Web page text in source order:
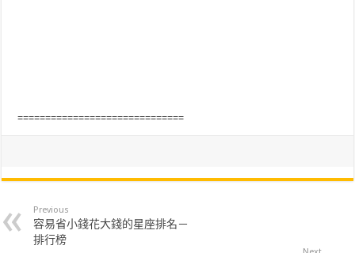
==============================
Previous
容易省小錢花大錢的星座排名－
排行榜